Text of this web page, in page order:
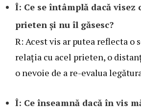
Î: Ce se întâmplă dacă visez
prieten și nu îl găsesc?
R: Acest vis ar putea reflecta o
relația cu acel prieten, o
o nevoie de a re-evalua
Î: Ce înseamnă dacă în vis